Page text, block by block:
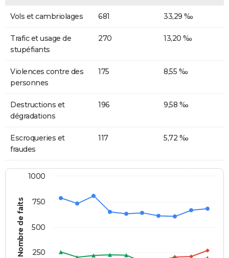
Vols et cambriolages 681 33,29 ‰
Trafic et usage de
stupéfiants
270 13,20 ‰
Violences contre des
personnes
175 8,55 ‰
Destructions et
dégradations
196 9,58 ‰
Escroqueries et
fraudes
117 5,72 ‰
Nombre de faits 250
500
750
1000